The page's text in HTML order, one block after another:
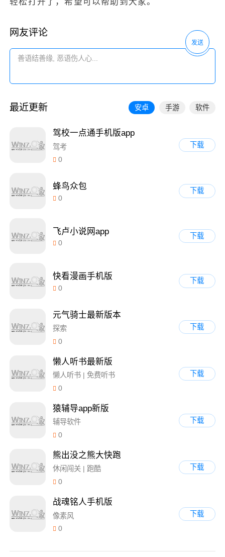
网友评论
发送
最近更新 安卓 手游 软件
驾校一点通手机版app
驾考
0
下载
蜂鸟众包
0
下载
飞卢小说网app
0
下载
快看漫画手机版
0
下载
元气骑士最新版本
探索
0
下载
懒人听书最新版
懒人听书 | 免费听书
0
下载
猿辅导app新版
辅导软件
0
下载
熊出没之熊大快跑
休闲闯关 | 跑酷
0
下载
战魂铭人手机版
像素风
0
下载